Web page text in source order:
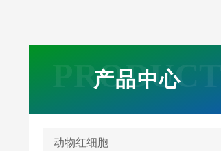
产品中心
动物红细胞